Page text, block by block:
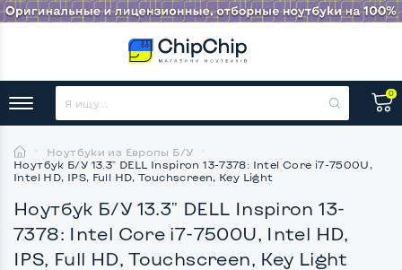
0
Ноутбуки из Европы Б/У
Ноутбук Б/У 13.3" DELL Inspiron 13-7378: Intel Core i7-7500U,
Intel HD, IPS, Full HD, Touchscreen, Key Light
Ноутбук Б/У 13.3" DELL Inspiron 13-
7378: Intel Core i7-7500U, Intel HD,
IPS, Full HD, Touchscreen, Key Light